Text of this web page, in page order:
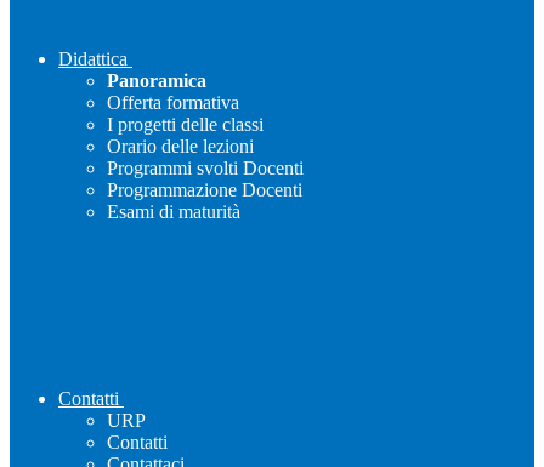
Didattica
Panoramica
Offerta formativa
I progetti delle classi
Orario delle lezioni
Programmi svolti Docenti
Programmazione Docenti
Esami di maturità
Contatti
URP
Contatti